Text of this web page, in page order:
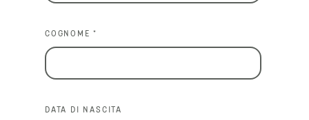
COGNOME *
DATA DI NASCITA